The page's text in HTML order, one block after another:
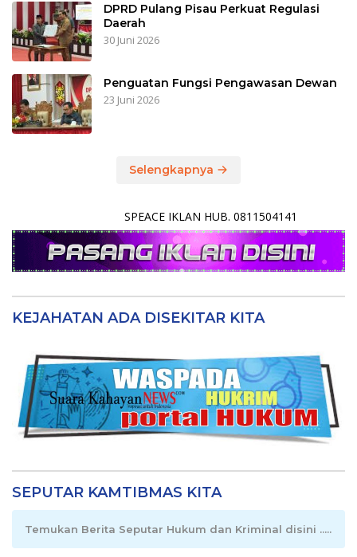
DPRD Pulang Pisau Perkuat Regulasi
Daerah
30 Juni 2026
Penguatan Fungsi Pengawasan Dewan
23 Juni 2026
Selengkapnya
SPEACE IKLAN HUB. 0811504141
KEJAHATAN ADA DISEKITAR KITA
SEPUTAR KAMTIBMAS KITA
Temukan Berita Seputar Hukum dan Kriminal disini .....